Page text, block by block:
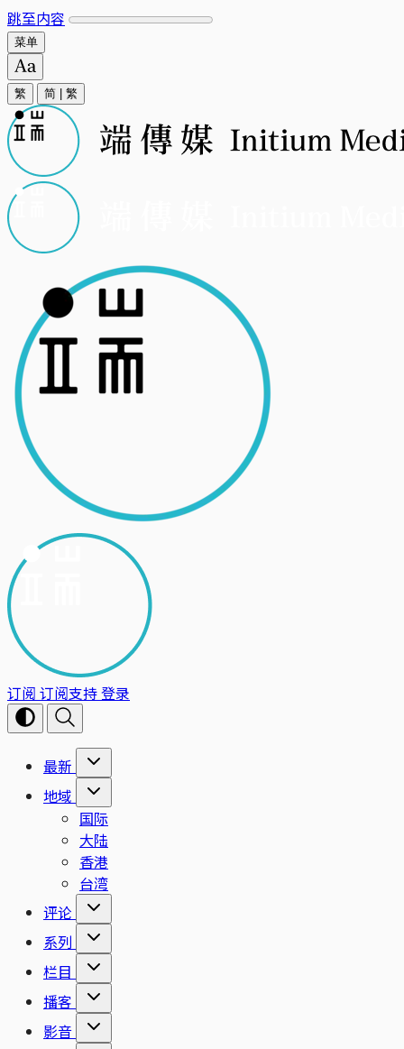
跳至内容
菜单
繁 简 繁
订阅 订阅支持登录
最新
地域
国际
大陆
香港
台湾
评论
系列
栏目
播客
影音